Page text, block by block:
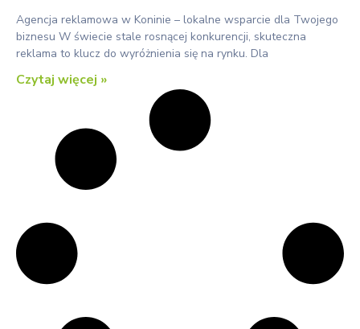
Agencja reklamowa w Koninie – lokalne wsparcie dla Twojego
biznesu W świecie stale rosnącej konkurencji, skuteczna
reklama to klucz do wyróżnienia się na rynku. Dla
Czytaj więcej »